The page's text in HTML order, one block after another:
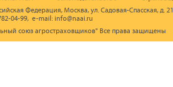
Федерация, Москва, ул. Садовая-Спасская, д.
04-99, e-mail: info@naai.ru
союз агростраховщиков" Все права защищены